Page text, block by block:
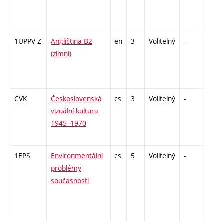
1UPPV-Z
Angličtina B2
(zimní)
en 3 Volitelný -
CVK
Československá
vizuální kultura
1945–1970
cs 3 Volitelný -
1EPS
Environmentální
problémy
současnosti
cs 5 Volitelný -